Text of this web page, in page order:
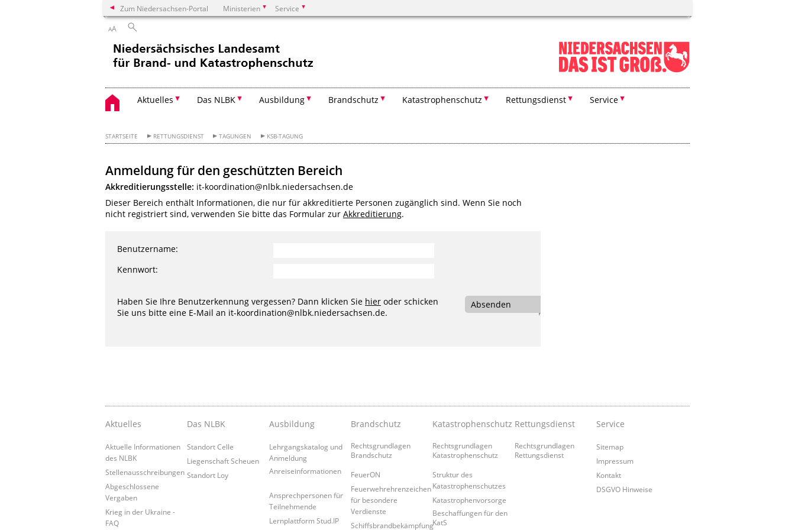
Zum Niedersachsen-Portal Ministerien Service
AA
Aktuelles Das NLBK Ausbildung Brandschutz Katastrophenschutz Rettungsdienst Service
STARTSEITE RETTUNGSDIENST TAGUNGEN KSB-TAGUNG
Anmeldung für den geschützten Bereich
Akkreditierungsstelle: it-koordination@nlbk.niedersachsen.de
Dieser Bereich enthält Informationen, die nur für akkreditierte Personen zugänglich sind. Wenn Sie noch
nicht registriert sind, verwenden Sie bitte das Formular zur Akkreditierung.
Benutzername:
Kennwort:
Absenden
Haben Sie Ihre Benutzerkennung vergessen? Dann klicken Sie hier oder schicken
Sie uns bitte eine E-Mail an it-koordination@nlbk.niedersachsen.de.
Aktuelles
Aktuelle Informationen
des NLBK
Stellenausschreibungen
Abgeschlossene
Vergaben
Krieg in der Ukraine -
FAQ
Das NLBK
Standort Celle
Liegenschaft Scheuen
Standort Loy
Ausbildung
Lehrgangskatalog und
Anmeldung
Anreiseinformationen
Ansprechpersonen für
Teilnehmende
Lernplattform Stud.IP
Brandschutz
Rechtsgrundlagen
Brandschutz
FeuerON
Feuerwehrehrenzeichen
für besondere
Verdienste
Schiffsbrandbekämpfung
Katastrophenschutz
Rechtsgrundlagen
Katastrophenschutz
Struktur des
Katastrophenschutzes
Katastrophenvorsorge
Beschaffungen für den
KatS
Rettungsdienst
Rechtsgrundlagen
Rettungsdienst
Service
Sitemap
Impressum
Kontakt
DSGVO Hinweise